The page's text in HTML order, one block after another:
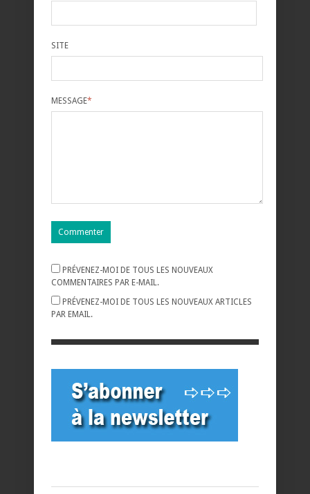
SITE
MESSAGE*
PRÉVENEZ-MOI DE TOUS LES NOUVEAUX
COMMENTAIRES PAR E-MAIL.
PRÉVENEZ-MOI DE TOUS LES NOUVEAUX ARTICLES
PAR EMAIL.